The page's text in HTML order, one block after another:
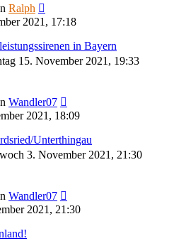
Ralph
2021, 17:18
in Bayern
15. November 2021, 19:33
Wandler07
2021, 18:09
Unterthingau
3. November 2021, 21:30
Wandler07
2021, 21:30